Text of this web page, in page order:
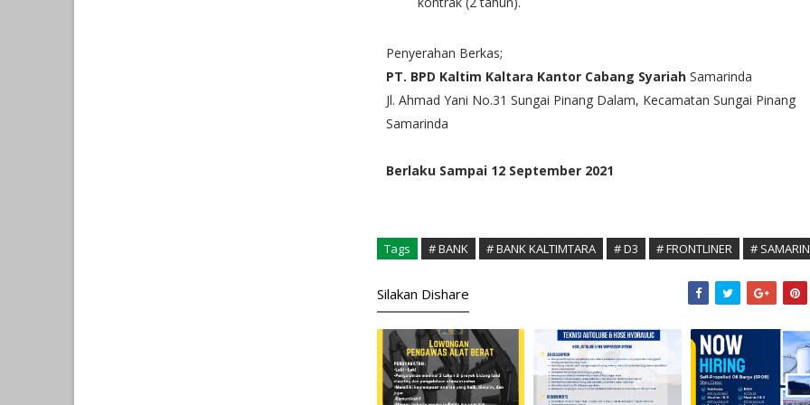
Penyerahan Berkas;
PT. BPD Kaltim Kaltara Kantor Cabang Syariah Samarinda
Jl. Ahmad Yani No.31 Sungai Pinang Dalam, Kecamatan Sungai Pinang
Samarinda
Berlaku Sampai 12 September 2021
Tags # BANK # BANK KALTIMTARA # D3 # FRONTLINER #
Silakan Dishare